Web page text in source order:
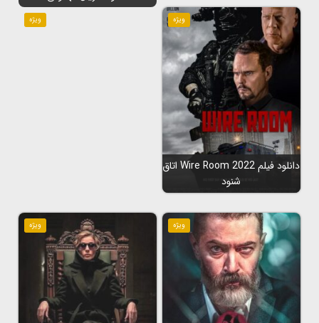
ویژه
دانلود فیلم Wire Room 2022 اتاق
شنود
ویژه
ویژه ویژه